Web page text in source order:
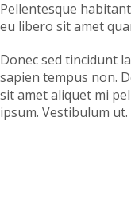
Pellentesque
eu libero sit amet
Donec sed tincidunt
sapien tempus non.
sit amet aliquet mi
ipsum. Vestibulum ut.